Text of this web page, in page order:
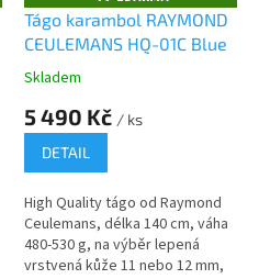
D
A
R
Tágo karambol RAYMOND
CEULEMANS HQ-01C Blue
Skladem
5 490 Kč / ks
DETAIL
High Quality tágo od Raymond
Ceulemans, délka 140 cm, váha
480-530 g, na výběr lepená
vrstvená kůže 11 nebo 12 mm,